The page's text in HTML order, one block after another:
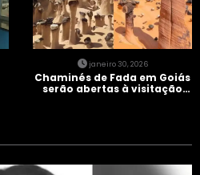
janeiro 30, 2026
Chaminés de Fada em Goiás
serão abertas à visitação